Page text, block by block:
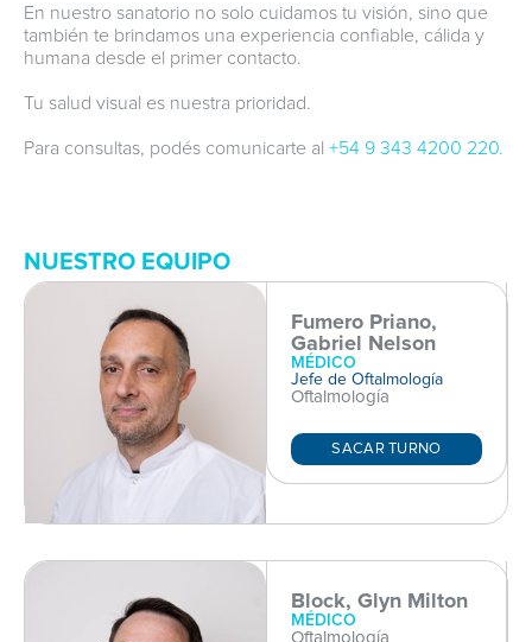
En nuestro sanatorio no solo cuidamos tu visión, sino que
también te brindamos una experiencia confiable, cálida y
humana desde el primer contacto.
Tu salud visual es nuestra prioridad.
Para consultas, podés comunicarte al +54 9 343 4200 220.
NUESTRO EQUIPO
Fumero Priano,
Gabriel Nelson
MÉDICO
Jefe de Oftalmología
Oftalmología
SACAR TURNO
Block, Glyn Milton
MÉDICO
Oftalmología